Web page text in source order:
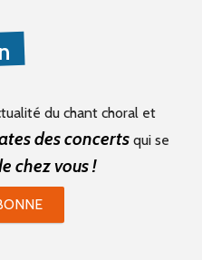
du chant choral et
des concertsqui se
chez vous !